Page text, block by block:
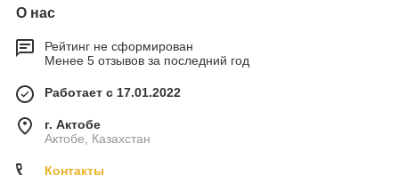
О нас
Рейтинг не сформирован
Менее 5 отзывов за последний год
Работает с 17.01.2022
г. Актобе
Актобе, Казахстан
Контакты